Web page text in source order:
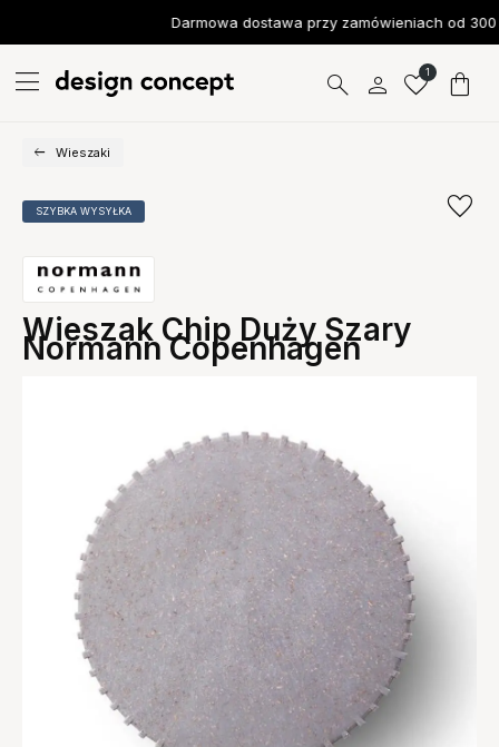
Darmowa dostawa przy zamówieniach od 300
1
Wieszaki
SZYBKA WYSYŁKA
Wieszak Chip Duży Szary
Normann Copenhagen